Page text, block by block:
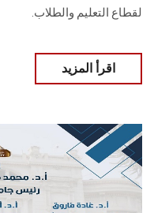
لقطاع التعليم والطلاب.
اقرأ المزيد